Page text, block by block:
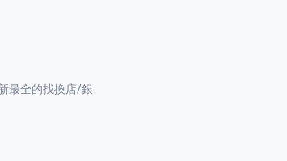
最全的找換店/銀